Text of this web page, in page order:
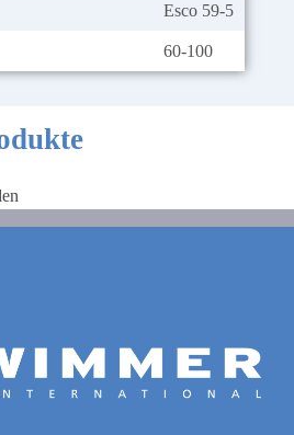
Esco 59-5
60-100